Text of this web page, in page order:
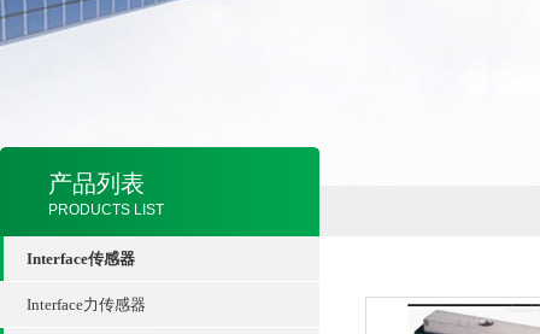
产品列表
PRODUCTS LIST
Interface传感器
Interface力传感器